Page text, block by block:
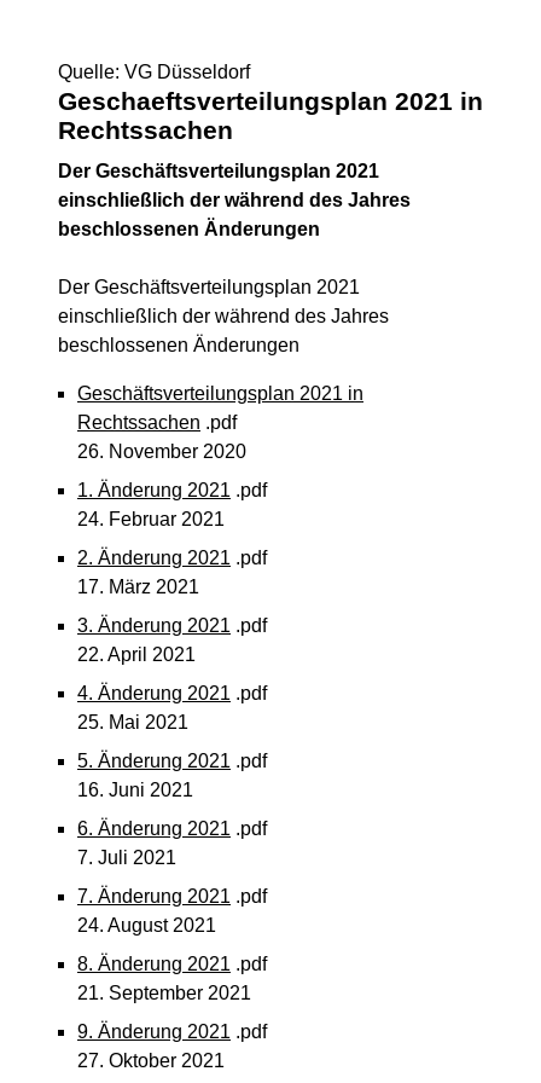
Quelle: VG Düsseldorf
Geschaeftsverteilungsplan 2021 in
Rechtssachen
Der Geschäftsverteilungsplan 2021
einschließlich der während des Jahres
beschlossenen Änderungen
Der Geschäftsverteilungsplan 2021
einschließlich der während des Jahres
beschlossenen Änderungen
Geschäftsverteilungsplan 2021 in
Rechtssachen .pdf
26. November 2020
1. Änderung 2021 .pdf
24. Februar 2021
2. Änderung 2021 .pdf
17. März 2021
3. Änderung 2021 .pdf
22. April 2021
4. Änderung 2021 .pdf
25. Mai 2021
5. Änderung 2021 .pdf
16. Juni 2021
6. Änderung 2021 .pdf
7. Juli 2021
7. Änderung 2021 .pdf
24. August 2021
8. Änderung 2021 .pdf
21. September 2021
9. Änderung 2021 .pdf
27. Oktober 2021